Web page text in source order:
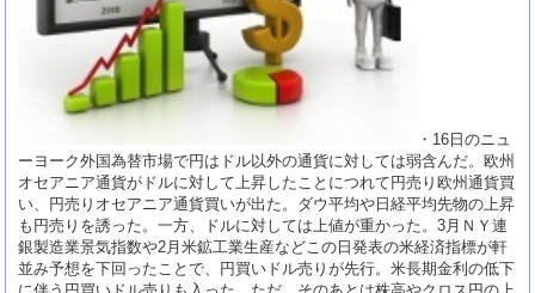
・16日のニュ
ーヨーク外国為替市場で円はドル以外の通貨に対しては弱含んだ。欧州
オセアニア通貨がドルに対して上昇したことにつれて円売り欧州通貨買
い、円売りオセアニア通貨買いが出た。ダウ平均や日経平均先物の上昇
も円売りを誘った。一方、ドルに対しては上値が重かった。3月ＮＹ連
銀製造業景気指数や2月米鉱工業生産などこの日発表の米経済指標が軒
並み予想を下回ったことで、円買いドル売りが先行。米長期金利の低下